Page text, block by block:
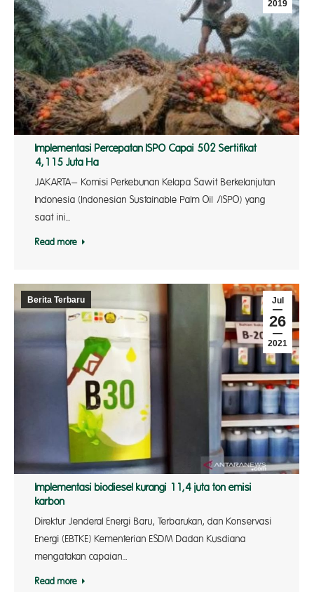
2019
Implementasi Percepatan ISPO Capai 502 Sertifikat
4,115 Juta Ha
JAKARTA– Komisi Perkebunan Kelapa Sawit Berkelanjutan
Indonesia (Indonesian Sustainable Palm Oil /ISPO) yang
saat ini…
Read more
Jul
26
2021
Berita Terbaru
Implementasi biodiesel kurangi 11,4 juta ton emisi
karbon
Direktur Jenderal Energi Baru, Terbarukan, dan Konservasi
Energi (EBTKE) Kementerian ESDM Dadan Kusdiana
mengatakan capaian…
Read more